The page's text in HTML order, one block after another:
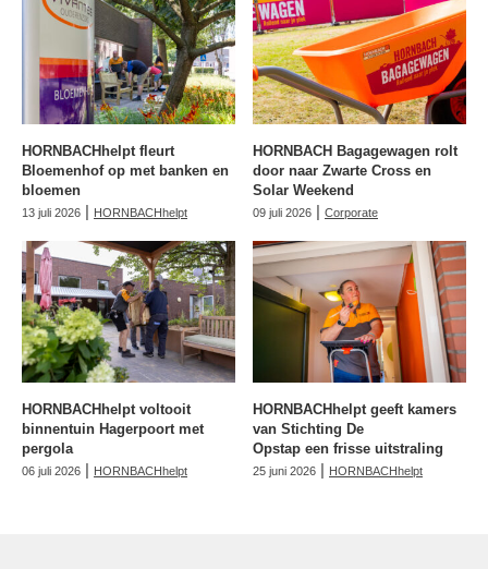
HORNBACHhelpt fleurt
Bloemenhof op met banken en
bloemen
13 juli 2026 | HORNBACHhelpt
HORNBACH Bagagewagen rolt
door naar Zwarte Cross en
Solar Weekend
09 juli 2026 | Corporate
HORNBACHhelpt voltooit
binnentuin Hagerpoort met
pergola
06 juli 2026 | HORNBACHhelpt
HORNBACHhelpt geeft kamers
van Stichting De
Opstap een frisse uitstraling
25 juni 2026 | HORNBACHhelpt